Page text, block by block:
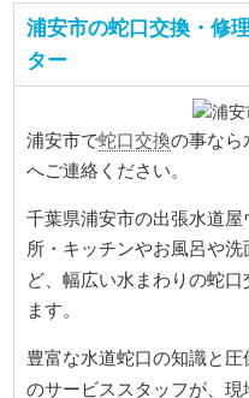
浦安市の蛇口交換・修
ター
浦安市で蛇口交換の事なら
へご連絡ください。
千葉県浦安市の出張水道
所・キッチンやお風呂や
ど、幅広い水まわりの蛇口
ます。
豊富な水道蛇口の知識と
のサービススタッフが、現